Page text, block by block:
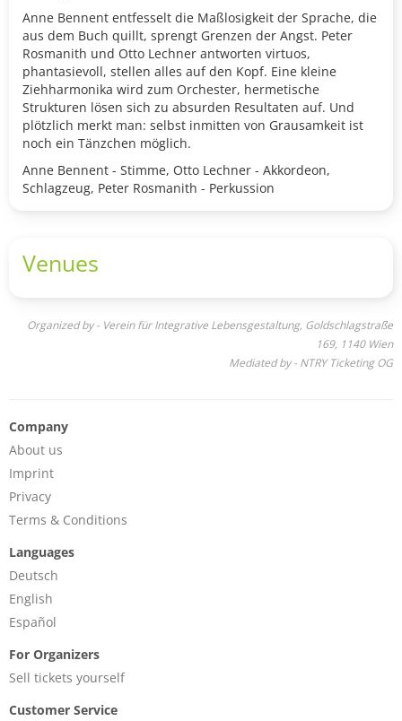
Anne Bennent entfesselt die Maßlosigkeit der Sprache, die
aus dem Buch quillt, sprengt Grenzen der Angst. Peter
Rosmanith und Otto Lechner antworten virtuos,
phantasievoll, stellen alles auf den Kopf. Eine kleine
Ziehharmonika wird zum Orchester, hermetische
Strukturen lösen sich zu absurden Resultaten auf. Und
plötzlich merkt man: selbst inmitten von Grausamkeit ist
noch ein Tänzchen möglich.
Anne Bennent - Stimme, Otto Lechner - Akkordeon,
Schlagzeug, Peter Rosmanith - Perkussion
Venues
Organized by - Verein für Integrative Lebensgestaltung, Goldschlagstraße
169, 1140 Wien
Mediated by - NTRY Ticketing OG
Company
About us
Imprint
Privacy
Terms & Conditions
Languages
Deutsch
English
Español
For Organizers
Sell tickets yourself
Customer Service